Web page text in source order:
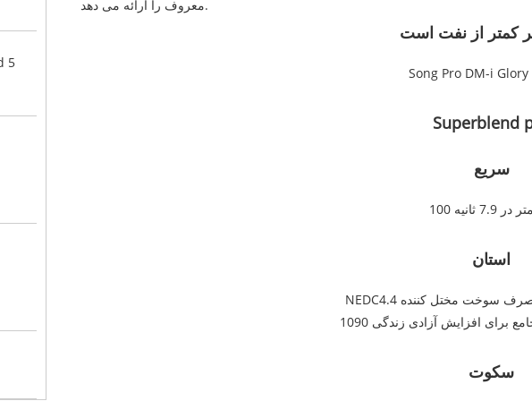
5
معروف را ارائه می دهد.
کمتر از نفت است
Song Pro DM-i
Superblend
سریع
در 7.9 ثانیه
استان
جامع برای افزایش آزادی زندگی
سکوت